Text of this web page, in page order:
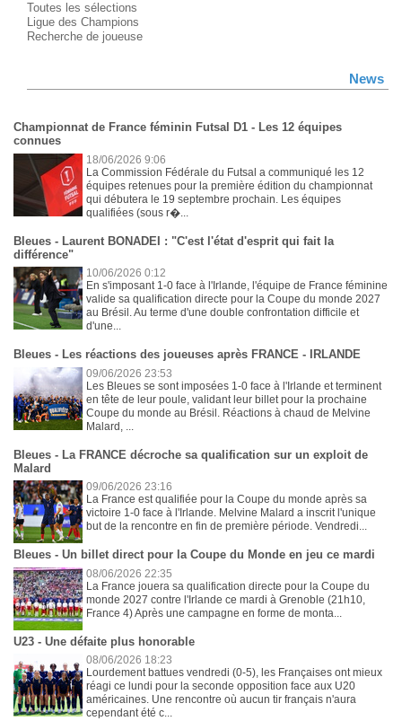
Toutes les sélections
Ligue des Champions
Recherche de joueuse
News
Championnat de France féminin Futsal D1 - Les 12 équipes
connues
18/06/2026 9:06
La Commission Fédérale du Futsal a communiqué les 12
équipes retenues pour la première édition du championnat
qui débutera le 19 septembre prochain. Les équipes
qualifiées (sous r�...
Bleues - Laurent BONADEI : "C'est l'état d'esprit qui fait la
différence"
10/06/2026 0:12
En s'imposant 1-0 face à l'Irlande, l'équipe de France féminine
valide sa qualification directe pour la Coupe du monde 2027
au Brésil. Au terme d'une double confrontation difficile et
d'une...
Bleues - Les réactions des joueuses après FRANCE - IRLANDE
09/06/2026 23:53
Les Bleues se sont imposées 1-0 face à l'Irlande et terminent
en tête de leur poule, validant leur billet pour la prochaine
Coupe du monde au Brésil. Réactions à chaud de Melvine
Malard, ...
Bleues - La FRANCE décroche sa qualification sur un exploit de
Malard
09/06/2026 23:16
La France est qualifiée pour la Coupe du monde après sa
victoire 1-0 face à l'Irlande. Melvine Malard a inscrit l'unique
but de la rencontre en fin de première période. Vendredi...
Bleues - Un billet direct pour la Coupe du Monde en jeu ce mardi
08/06/2026 22:35
La France jouera sa qualification directe pour la Coupe du
monde 2027 contre l'Irlande ce mardi à Grenoble (21h10,
France 4) Après une campagne en forme de monta...
U23 - Une défaite plus honorable
08/06/2026 18:23
Lourdement battues vendredi (0-5), les Françaises ont mieux
réagi ce lundi pour la seconde opposition face aux U20
américaines. Une rencontre où aucun tir français n'aura
cependant été c...